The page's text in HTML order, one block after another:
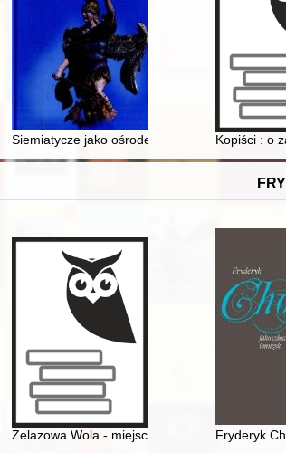
Siemiatycze jako ośrodek dóbr ziemskich w XV-
Kopiści : o
z sesji naukowej 21-28 lutego 2011 roku
Żelazowa Wola - miejsce urodzenia Fryderyka
Fryderyk